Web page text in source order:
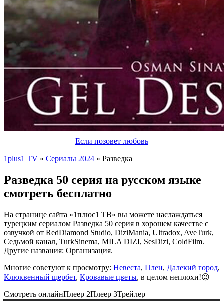
Если позовет любовь
1plus1 TV » Сериалы 2024 » Разведка
Разведка 50 серия на русском языке
смотреть бесплатно
На странице сайта «1плюс1 ТВ» вы можете наслаждаться
турецким сериалом Разведка 50 серия в хорошем качестве с
озвучкой от RedDiamond Studio, DiziMania, Ultradox, AveTurk,
Седьмой канал, TurkSinema, MILA DIZI, SesDizi, ColdFilm.
Другие названия: Организация.
Многие советуют к просмотру: Невеста, Плен, Далекий город,
Клюквенный щербет, Кровавые цветы, в целом неплохи!😉
Смотреть онлайнПлеер 2Плеер 3Трейлер